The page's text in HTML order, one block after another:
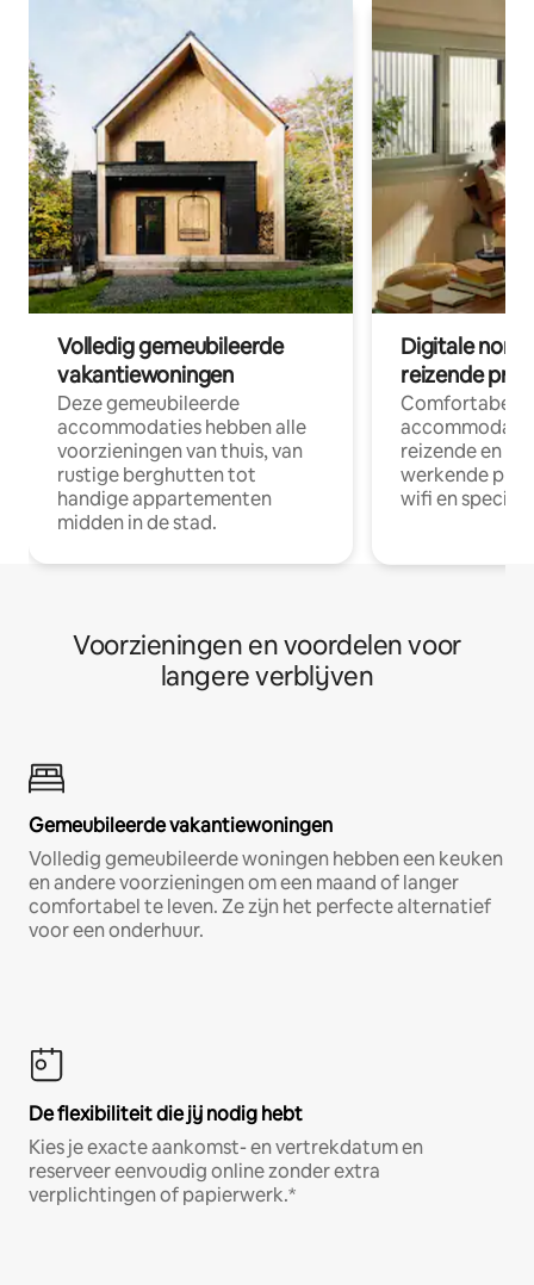
Volledig gemeubileerde
vakantiewoningen
Deze gemeubileerde
accommodaties hebben alle
voorzieningen van thuis, van
rustige berghutten tot
handige appartementen
midden in de stad.
Digitale
reizende
Comfortabele
reizende en
werkende
wifi en
Voorzieningen en voordelen voor
langere verblijven
Gemeubileerde vakantiewoningen
Volledig gemeubileerde woningen hebben een keuken
en andere voorzieningen om een maand of langer
comfortabel te leven. Ze zijn het perfecte alternatief
voor een onderhuur.
De flexibiliteit die jij nodig hebt
Kies je exacte aankomst- en vertrekdatum en
reserveer eenvoudig online zonder extra
verplichtingen of papierwerk.*